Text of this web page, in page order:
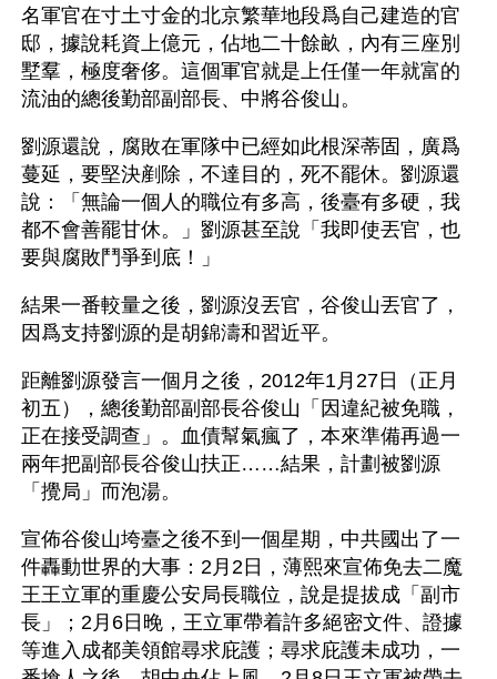
名軍官在寸土寸金的北京繁華地段爲自己建造的官
邸，據說耗資上億元，佔地二十餘畝，內有三座別
墅羣，極度奢侈。這個軍官就是上任僅一年就富的
流油的總後勤部副部長、中將谷俊山。
劉源還說，腐敗在軍隊中已經如此根深蒂固，廣爲
蔓延，要堅決剷除，不達目的，死不罷休。劉源還
說：「無論一個人的職位有多高，後臺有多硬，我
都不會善罷甘休。」劉源甚至說「我即使丟官，也
要與腐敗鬥爭到底！」
結果一番較量之後，劉源沒丟官，谷俊山丟官了，
因爲支持劉源的是胡錦濤和習近平。
距離劉源發言一個月之後，2012年1月27日（正月
初五），總後勤部副部長谷俊山「因違紀被免職，
正在接受調查」。血債幫氣瘋了，本來準備再過一
兩年把副部長谷俊山扶正……結果，計劃被劉源
「攪局」而泡湯。
宣佈谷俊山垮臺之後不到一個星期，中共國出了一
件轟動世界的大事：2月2日，薄熙來宣佈免去二魔
王王立軍的重慶公安局長職位，說是提拔成「副市
長」；2月6日晚，王立軍帶着許多絕密文件、證據
等進入成都美領館尋求庇護；尋求庇護未成功，一